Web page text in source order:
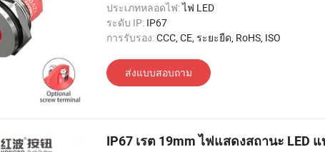
ประเภทหลอดไฟ:ไฟ LED
ระดับ IP: IP67
การรับรอง:CCC, CE, ระยะยืด, RoHS, ISO
ส่งแบบสอบถาม
IP67 เรต 19mm ไฟแสดงสถานะ LED